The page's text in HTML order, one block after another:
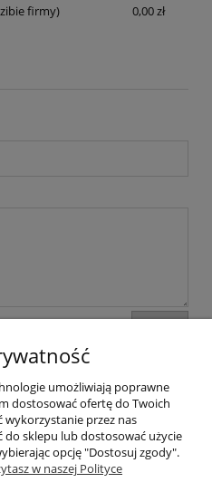
firmy) 0,00 zł
konto
i dostawa
umożliwiają poprawne
dostosować ofertę do Twoich
wykorzystanie przez nas
sklepu lub dostosować użycie
opcję "Dostosuj zgody".
w naszej Polityce